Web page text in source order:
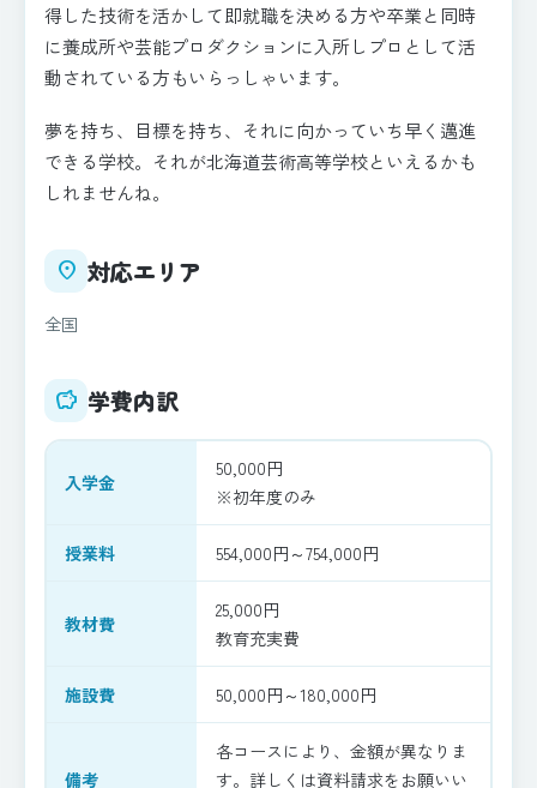
得した技術を活かして即就職を決める方や卒業と同時
に養成所や芸能プロダクションに入所しプロとして活
動されている方もいらっしゃいます。
夢を持ち、目標を持ち、それに向かっていち早く邁進
できる学校。それが北海道芸術高等学校といえるかも
しれませんね。
place 対応エリア
全国
savings 学費内訳
入学金
50,000円
※初年度のみ
授業料 554,000円～754,000円
教材費
25,000円
教育充実費
施設費 50,000円～180,000円
備考
各コースにより、金額が異なりま
す。詳しくは資料請求をお願いい